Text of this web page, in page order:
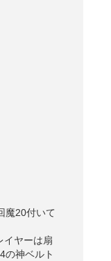
魔20付いて
イヤーは扇
の神ベルト